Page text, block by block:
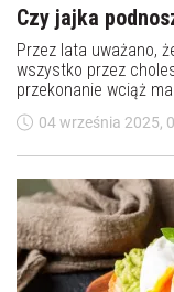
Czy jajka
Przez lata uważano,
wszystko przez
przekonanie wciąż
nauki? Sprawdzamy,
jajkach.
04 września 2025,